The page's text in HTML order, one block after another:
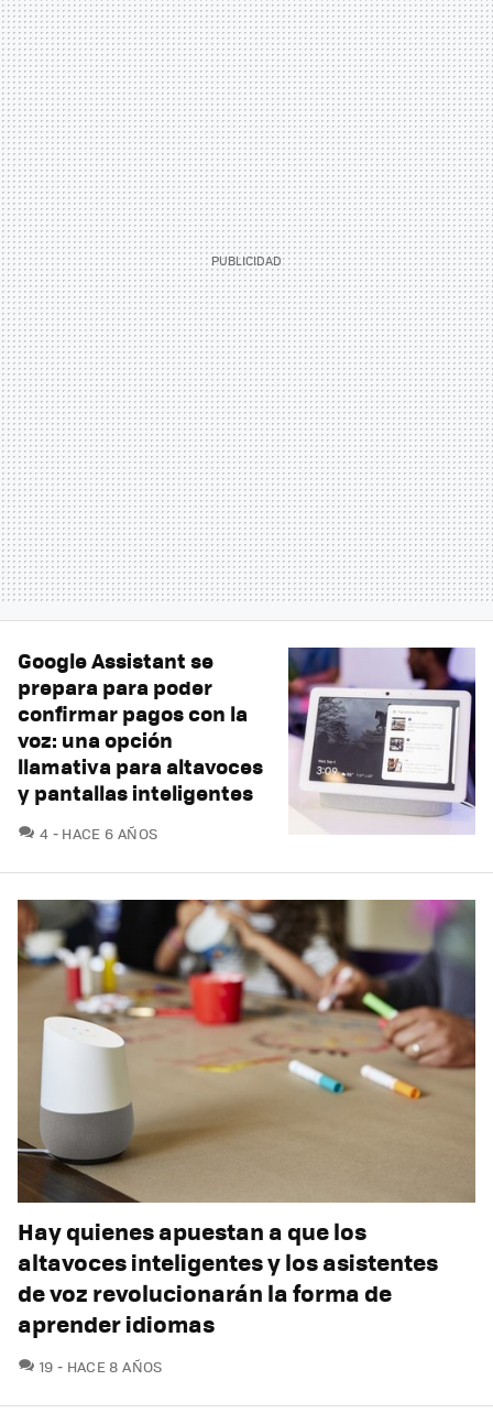
Google Assistant se
prepara para poder
confirmar pagos con la
voz: una opción
llamativa para altavoces
y pantallas inteligentes
4 COMENTARIOS
HACE 6 AÑOS
Hay quienes apuestan a que los
altavoces inteligentes y los asistentes
de voz revolucionarán la forma de
aprender idiomas
19 COMENTARIOS
HACE 8 AÑOS